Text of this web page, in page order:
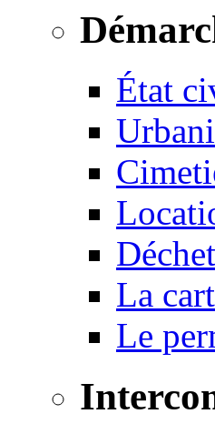
État
La
Le